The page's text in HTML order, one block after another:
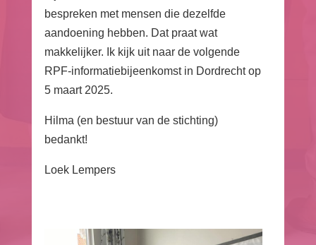
bespreken met mensen die dezelfde
aandoening hebben. Dat praat wat
makkelijker. Ik kijk uit naar de volgende
RPF-informatiebijeenkomst in Dordrecht op
5 maart 2025.
Hilma (en bestuur van de stichting)
bedankt!
Loek Lempers